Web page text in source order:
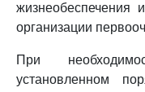
жизнеобеспечения
организации
При
установленном